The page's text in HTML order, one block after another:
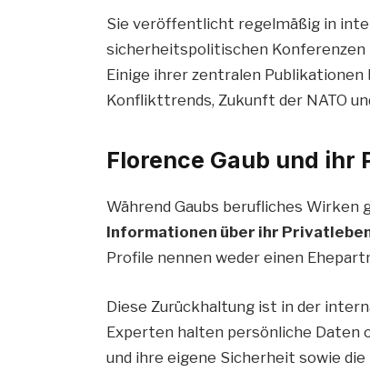
Sie veröffentlicht regelmäßig in
sicherheitspolitischen
Einige ihrer zentralen
Konflikttrends, Zukunft der NATO
Florence Gaub und ihr
Während Gaubs berufliches
Informationen über ihr
Profile nennen weder einen
Diese Zurückhaltung ist in der
Experten halten persönliche Daten
und ihre eigene Sicherheit sowie